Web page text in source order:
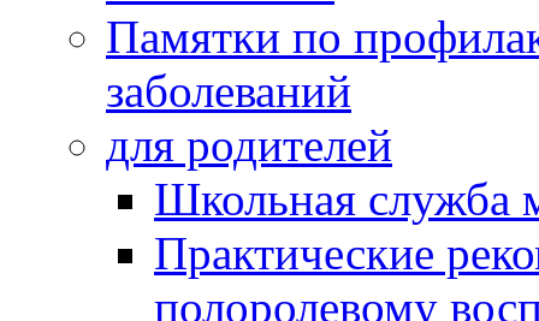
Памятки по
заболеваний
для родителей
Школьная служба
Практические
полоролевому